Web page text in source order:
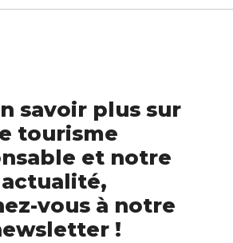
savoir plus sur
tourisme
et notre
actualité,
vous à notre
!